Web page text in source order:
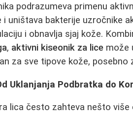
podrazumeva primenu
i uništava bakterije uzročnike
i obnavlja sjaj kože.
, aktivni kiseonik za lice može
za sve tipove kože, posebno
Uklanjanja Podbratka do
lica često zahteva nešto više